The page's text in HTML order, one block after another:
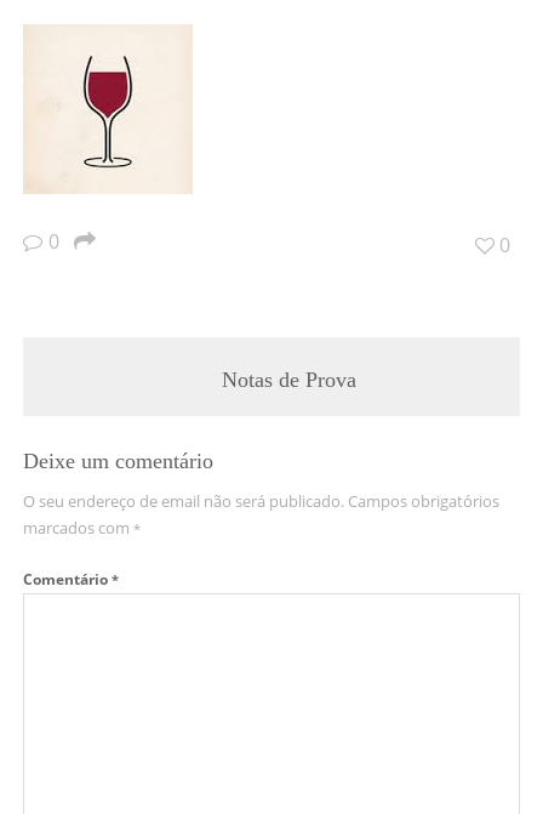
0 0
Notas de Prova
Deixe um comentário
O seu endereço de email não será publicado. Campos obrigatórios
marcados com *
Comentário *